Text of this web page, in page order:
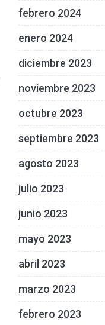
febrero 2024
enero 2024
diciembre 2023
noviembre 2023
octubre 2023
septiembre 2023
agosto 2023
julio 2023
junio 2023
mayo 2023
abril 2023
marzo 2023
febrero 2023